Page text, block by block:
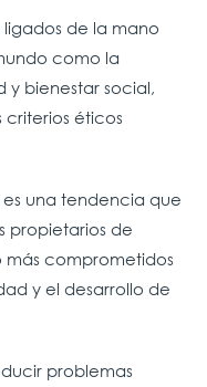
de la mano
como la
y bienestar social,
éticos
es una tendencia que
propietarios de
más comprometidos
y el desarrollo de
problemas